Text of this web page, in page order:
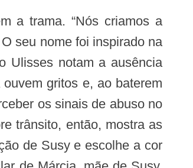
seu nome foi inspirado na
Ulisses notam a ausência
gritos e, ao baterem
os sinais de abuso no
trânsito, então, mostra as
de Susy e escolhe a cor